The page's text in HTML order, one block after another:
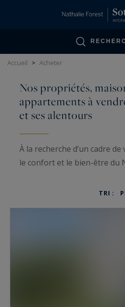
Accueil > Acheter
Nos propriétés,
appartements à
et ses alentours
À la recherche d’un cadre
le confort et le bien-être du
aujourd’hui d’excellentes
TRI :